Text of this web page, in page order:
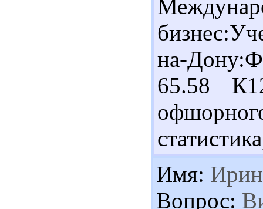
на-
65.58
Имя:
Вопрос: